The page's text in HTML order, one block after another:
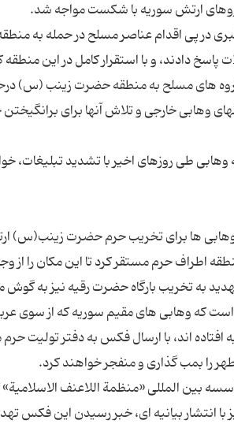
در پی اقدام عناصر مسلح در حمله به
های مسلح به منطقه حضرت زینب (س)
وهابی خارجی و تلاش آنها برای
وهابی ها برای تخریب حرم حضرت
به تخریب بارگاه حضرت رقیه نیز به
است که وهابی های مقیم سوریه که از
اند، با ارسال فکس به دفتر تولیت حرم
بین المللی «منظمة اللاعنف